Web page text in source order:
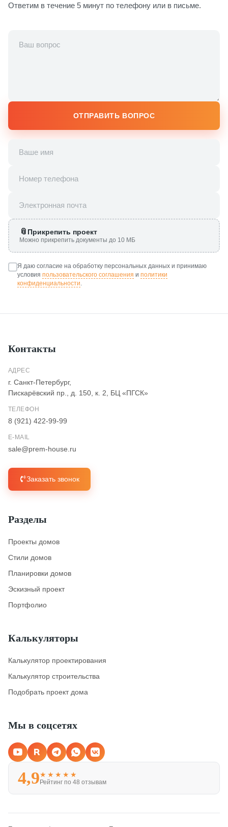
Ответим в течение 5 минут по телефону или в письме.
ОТПРАВИТЬ ВОПРОС
Прикрепить проект
Можно прикрепить документы до 10 МБ
Я даю согласие на обработку персональных данных и принимаю
условия пользовательского соглашения и политики
конфиденциальности.
Контакты
АДРЕС
г. Санкт-Петербург,
Пискарёвский пр., д. 150, к. 2, БЦ «ПГСК»
ТЕЛЕФОН
8 (921) 422-99-99
E-MAIL
sale@prem-house.ru
Заказать звонок
Разделы
Проекты домов
Стили домов
Планировки домов
Эскизный проект
Портфолио
Калькуляторы
Калькулятор проектирования
Калькулятор строительства
Подобрать проект дома
Мы в соцсетях
4,9★★★★★
Рейтинг по 48 отзывам